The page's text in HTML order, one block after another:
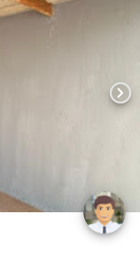
chevron_right